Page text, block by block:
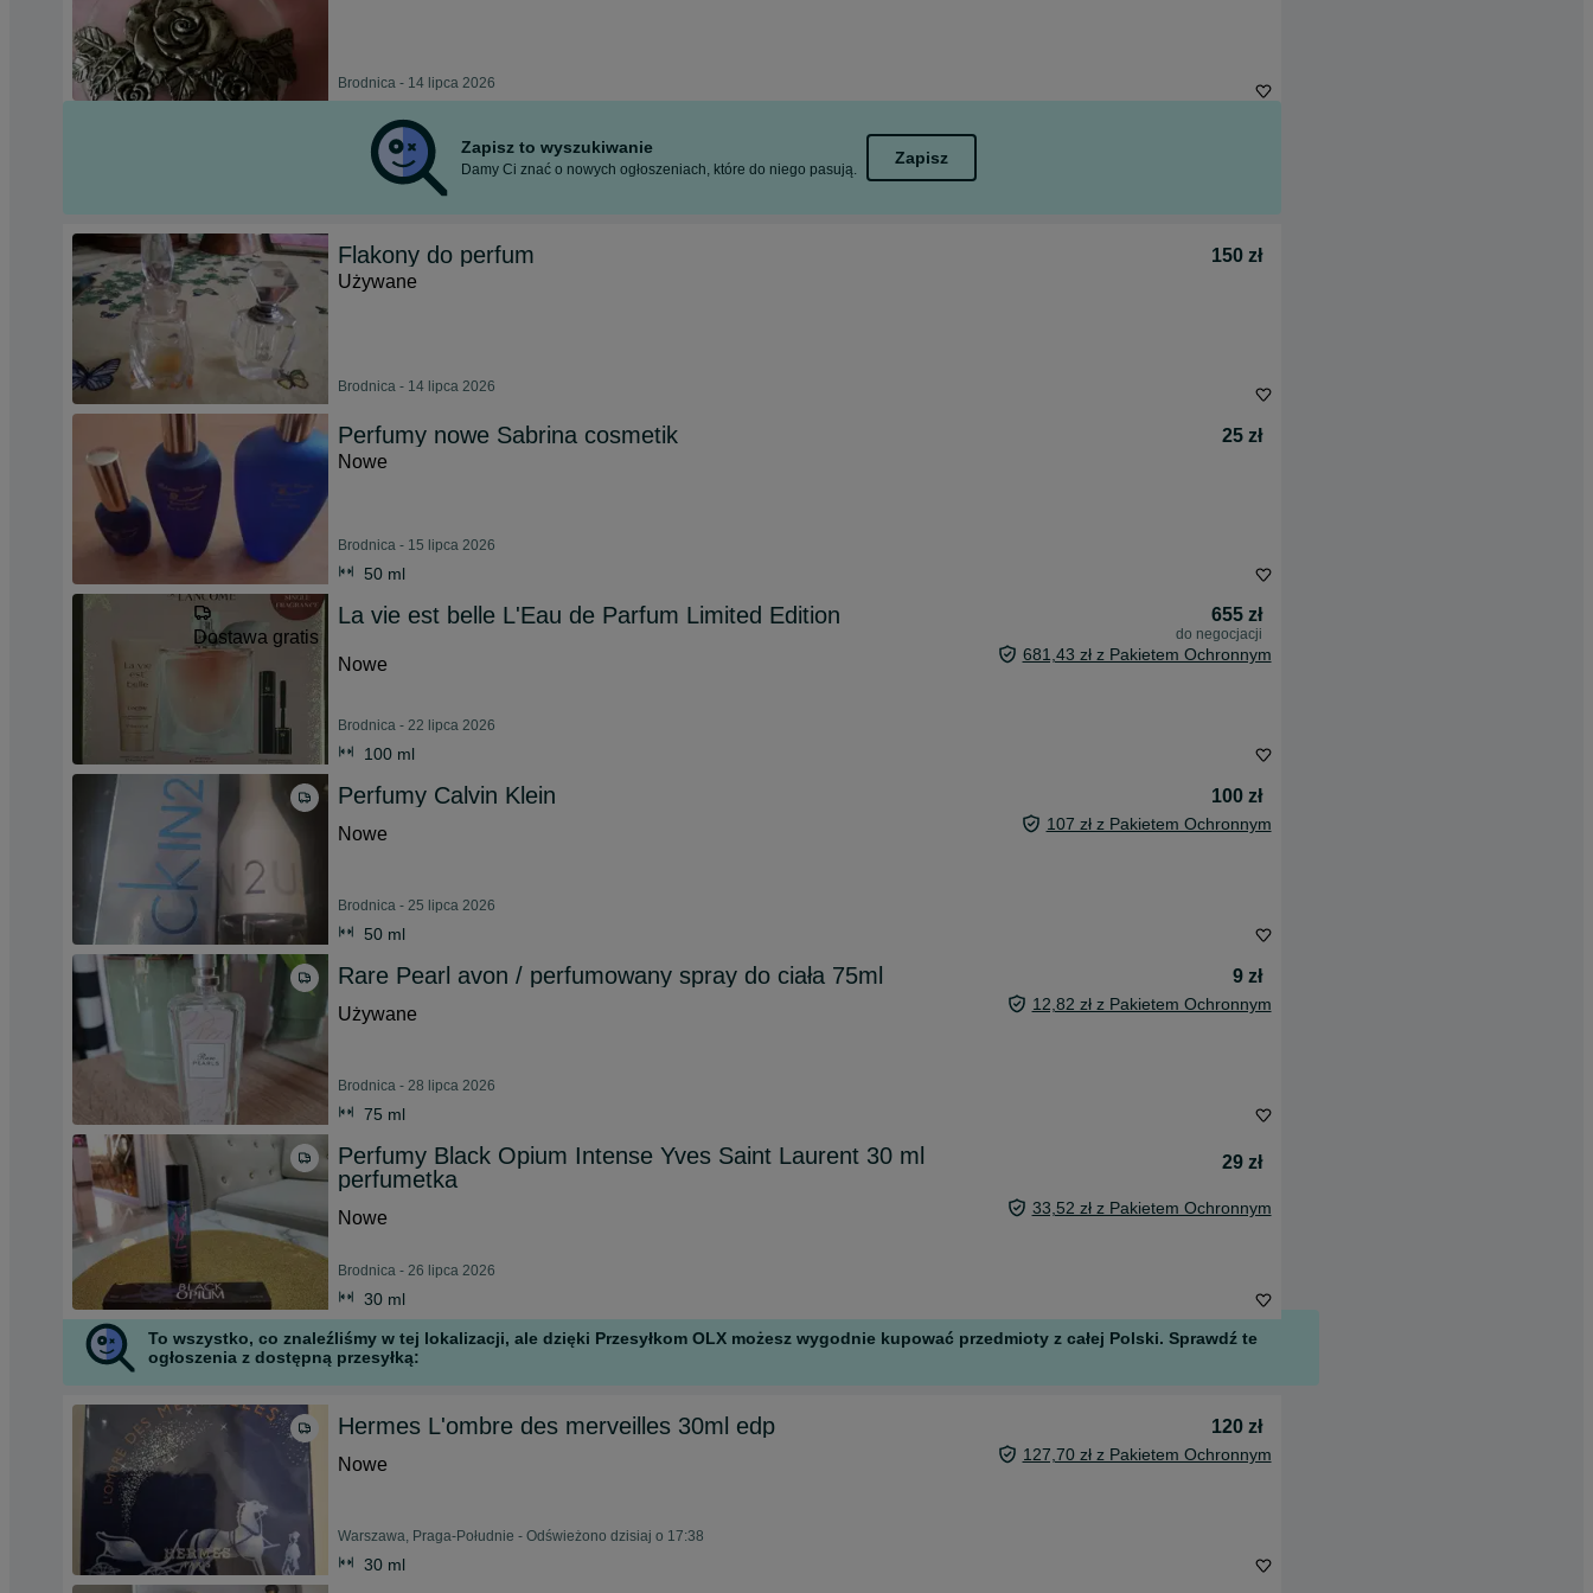
Brodnica - 14 lipca 2026
Zapisz to wyszukiwanie
Damy Ci znać o nowych ogłoszeniach, które do niego pasują.
Zapisz
Flakony do perfum
150 zł
Używane
Brodnica - 14 lipca 2026
Perfumy nowe Sabrina cosmetik
25 zł
Nowe
Brodnica - 15 lipca 2026
50 ml
Dostawa gratis
La vie est belle L'Eau de Parfum Limited Edition 655 zł
do negocjacji
Nowe 681,43 zł z Pakietem Ochronnym
Brodnica - 22 lipca 2026
100 ml
Perfumy Calvin Klein
100 zł
Nowe
107 zł z Pakietem Ochronnym
Brodnica - 25 lipca 2026
50 ml
Rare Pearl avon / perfumowany spray do ciała 75ml
9 zł
Używane
12,82 zł z Pakietem Ochronnym
Brodnica - 28 lipca 2026
75 ml
Perfumy Black Opium Intense Yves Saint Laurent 30 ml
perfumetka
29 zł
Nowe 33,52 zł z Pakietem Ochronnym
Brodnica - 26 lipca 2026
30 ml
To wszystko, co znaleźliśmy w tej lokalizacji, ale dzięki Przesyłkom OLX możesz wygodnie kupować przedmioty z całej Polski. Sprawdź te
ogłoszenia z dostępną przesyłką:
Hermes L'ombre des merveilles 30ml edp
120 zł
Nowe
127,70 zł z Pakietem Ochronnym
Warszawa, Praga-Południe - Odświeżono dzisiaj o 17:38
30 ml